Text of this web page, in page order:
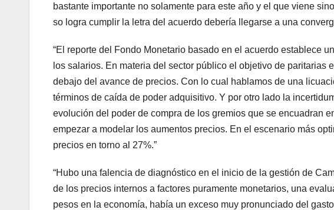
bastante importante no solamente para este año y el que viene
so logra cumplir la letra del acuerdo debería llegarse a una
“El reporte del Fondo Monetario basado en el acuerdo establece
los salarios. En materia del sector público el objetivo de paritarias
debajo del avance de precios. Con lo cual hablamos de una
términos de caída de poder adquisitivo. Y por otro lado la
evolución del poder de compra de los gremios que se encuadran
empezar a modelar los aumentos precios. En el escenario más
precios en torno al 27%.”
“Hubo una falencia de diagnóstico en el inicio de la gestión de
de los precios internos a factores puramente monetarios, una
pesos en la economía, había un exceso muy pronunciado del